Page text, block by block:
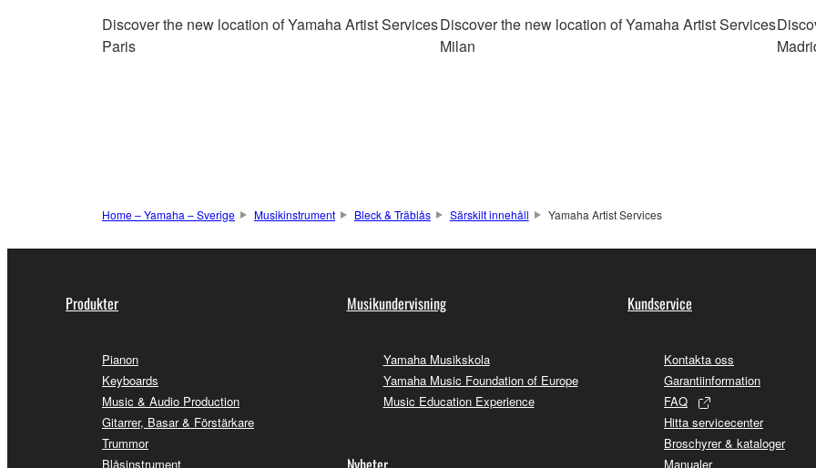
Discover the new location of Yamaha Artist Services
Paris
Discover the new location of Yamaha Artist Services
Milan
Home – Yamaha – Sverige Musikinstrument Bleck & Träblås Särskilt innehåll Yamaha Artist Services
Produkter
Pianon
Keyboards
Music & Audio Production
Gitarrer, Basar & Förstärkare
Trummor
Blåsinstrument
Musikundervisning
Yamaha Musikskola
Yamaha Music Foundation of Europe
Music Education Experience
Kundservice
Kontakta oss
Garantiinformation
FAQ
Hitta servicecenter
Broschyrer & kataloger
Manualer